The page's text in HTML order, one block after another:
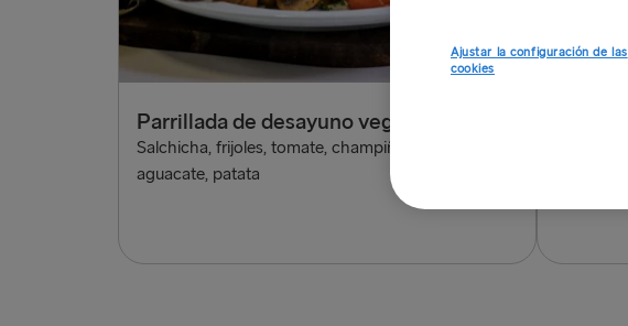
Parrillada de desayuno vegano
Salchicha, frijoles, tomate, champiñones, pan,
aguacate, patata
Ajustar la configuración de las
cookies